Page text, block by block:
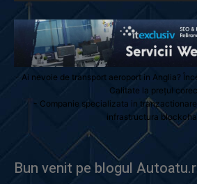
- Ai nevoie de transport aeroport in Anglia?
Calitate la prețul
- Companie specializata in
infrastructura
Bun venit pe blogul